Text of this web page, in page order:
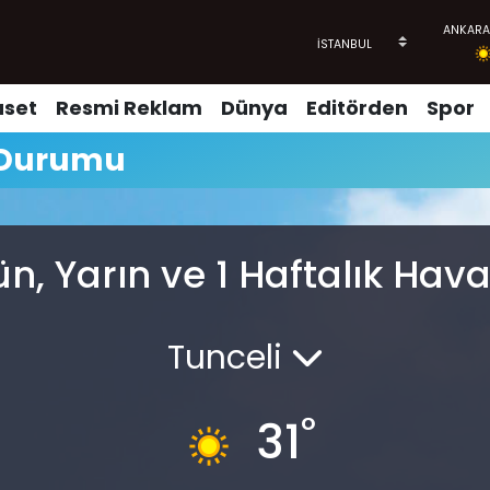
Resmi Reklam Dünya Editörden Spor
Yarın ve 1 Haftalık
Tunceli
31°